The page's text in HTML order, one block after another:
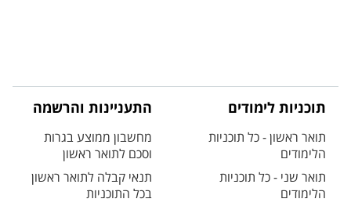
תוכניות לימודים
תואר ראשון - כל תוכניות
הלימודים
תואר שני - כל תוכניות
הלימודים
התעניינות והרשמה
מחשבון ממוצע בגרות
וסכם לתואר ראשון
תנאי קבלה לתואר ראשון
בכל התוכניות